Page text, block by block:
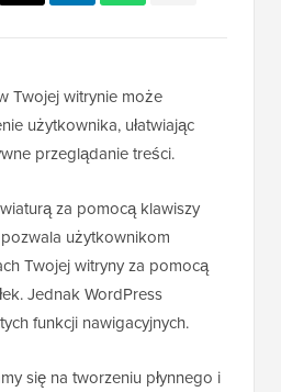
Twojej witrynie może
użytkownika, ułatwiając
przeglądanie treści.
za pomocą klawiszy
użytkownikom
Twojej witryny za pomocą
Jednak WordPress
funkcji nawigacyjnych.
się na tworzeniu płynnego i